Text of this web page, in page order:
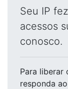
Seu IP
acessos
conosco.
Para liberar
responda